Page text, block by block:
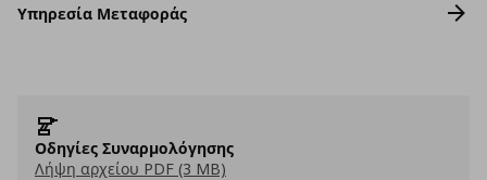
Υπηρεσία Μεταφοράς
Οδηγίες Συναρμολόγησης
Λήψη αρχείου PDF (3 MB)